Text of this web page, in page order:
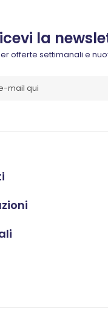
la
offerte settimanali e